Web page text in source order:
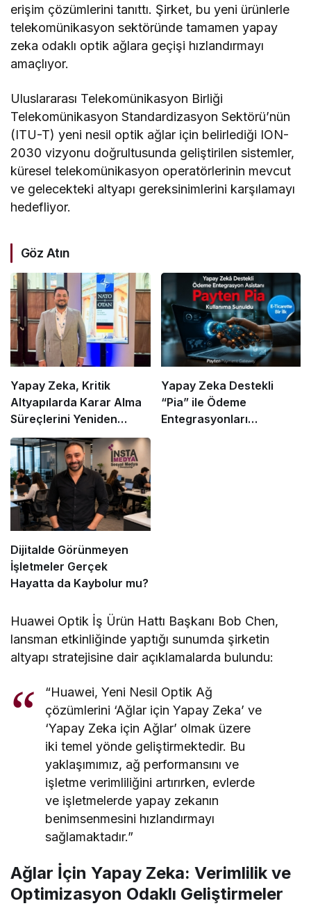
erişim çözümlerini tanıttı. Şirket, bu yeni ürünlerle
telekomünikasyon sektöründe tamamen yapay
zeka odaklı optik ağlara geçişi hızlandırmayı
amaçlıyor.
Uluslararası Telekomünikasyon Birliği
Telekomünikasyon Standardizasyon Sektörü’nün
(ITU-T) yeni nesil optik ağlar için belirlediği ION-
2030 vizyonu doğrultusunda geliştirilen sistemler,
küresel telekomünikasyon operatörlerinin mevcut
ve gelecekteki altyapı gereksinimlerini karşılamayı
hedefliyor.
Göz Atın
Yapay Zeka, Kritik
Altyapılarda Karar Alma
Süreçlerini Yeniden
Şekillendiriyor
Yapay Zeka Destekli
“Pia” ile Ödeme
Entegrasyonları
Dijitalde Görünmeyen
İşletmeler Gerçek
Hayatta da Kaybolur mu?
Huawei Optik İş Ürün Hattı Başkanı Bob Chen,
lansman etkinliğinde yaptığı sunumda şirketin
altyapı stratejisine dair açıklamalarda bulundu:
“Huawei, Yeni Nesil Optik Ağ
çözümlerini ‘Ağlar için Yapay Zeka’ ve
‘Yapay Zeka için Ağlar’ olmak üzere
iki temel yönde geliştirmektedir. Bu
yaklaşımımız, ağ performansını ve
işletme verimliliğini artırırken, evlerde
ve işletmelerde yapay zekanın
benimsenmesini hızlandırmayı
sağlamaktadır.”
Ağlar İçin Yapay Zeka: Verimlilik ve
Optimizasyon Odaklı Geliştirmeler